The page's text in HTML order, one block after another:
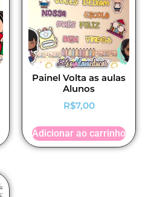
Painel Volta as aulas
Alunos
R$7,00
Adicionar ao carrinho